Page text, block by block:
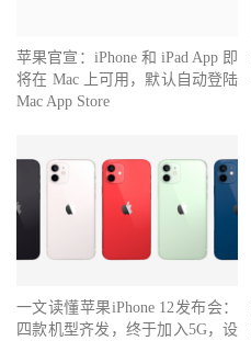
苹果官宣：iPhone 和 iPad App 即
将在 Mac 上可用，默认自动登陆
Mac App Store
一文读懂苹果iPhone 12发布会：
四款机型齐发，终于加入5G，设